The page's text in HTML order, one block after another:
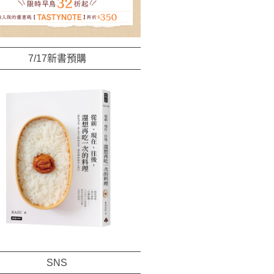
7/17新書預購
SNS